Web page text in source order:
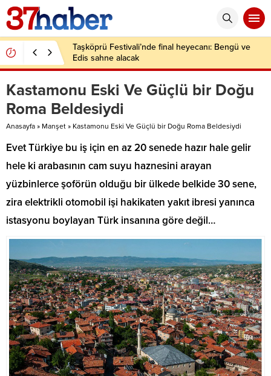
Taşköprü Festivali’nde final heyecanı: Bengü ve
Edis sahne alacak
Kastamonu Eski Ve Güçlü bir Doğu
Roma Beldesiydi
Anasayfa » Manşet » Kastamonu Eski Ve Güçlü bir Doğu Roma Beldesiydi
Evet Türkiye bu iş için en az 20 senede hazır hale gelir
hele ki arabasının cam suyu haznesini arayan
yüzbinlerce şoförün olduğu bir ülkede belkide 30 sene,
zira elektrikli otomobil işi hakikaten yakıt ibresi yanınca
istasyonu boylayan Türk insanına göre değil…